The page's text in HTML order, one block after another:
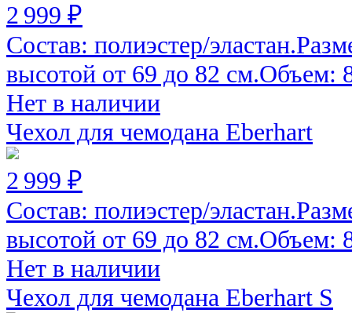
2 999 ₽
Состав: полиэстер/
высотой от 69 до 82 см.Объем:
Нет в наличии
Чехол для чемодана Eberhart
2 999 ₽
Состав: полиэстер/
высотой от 69 до 82 см.Объем:
Нет в наличии
Чехол для чемодана Eberhart S